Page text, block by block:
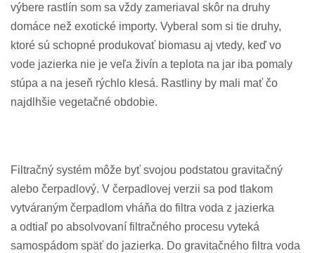
výbere rastlín som sa vždy zameriaval skôr na druhy
domáce než exotické importy. Vyberal som si tie druhy,
ktoré sú schopné produkovať biomasu aj vtedy, keď vo
vode jazierka nie je veľa živín a teplota na jar iba pomaly
stúpa a na jeseň rýchlo klesá. Rastliny by mali mať čo
najdlhšie vegetačné obdobie.
Filtračný systém môže byť svojou podstatou gravitačný
alebo čerpadlový. V čerpadlovej verzii sa pod tlakom
vytváraným čerpadlom vháňa do filtra voda z jazierka
a odtiaľ po absolvovaní filtračného procesu vyteká
samospádom späť do jazierka. Do gravitačného filtra voda